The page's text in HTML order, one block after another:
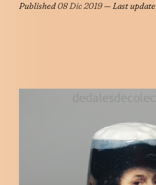
Published08 Dic 2019— Last update